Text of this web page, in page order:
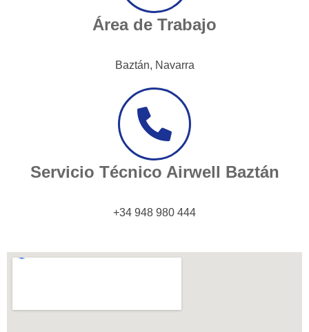
Área de Trabajo
Baztán, Navarra
Servicio Técnico Airwell Baztán
+34 948 980 444